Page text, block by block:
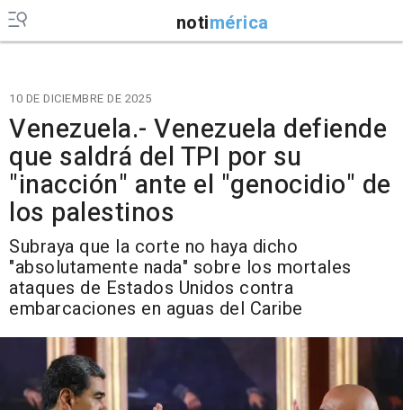
notimérica
10 DE DICIEMBRE DE 2025
Venezuela.- Venezuela defiende
que saldrá del TPI por su
"inacción" ante el "genocidio" de
los palestinos
Subraya que la corte no haya dicho
"absolutamente nada" sobre los mortales
ataques de Estados Unidos contra
embarcaciones en aguas del Caribe